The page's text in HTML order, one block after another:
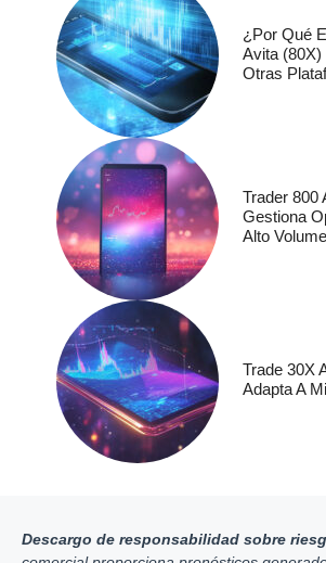
¿Por Qué
Avita (80X)
Otras
Trader 800
Gestiona
Alto
Trade 30X
Adapta A
Descargo de responsabilidad sobre